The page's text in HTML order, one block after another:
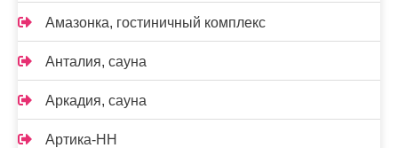
Амазонка, гостиничный комплекс
Анталия, сауна
Аркадия, сауна
Артика-НН